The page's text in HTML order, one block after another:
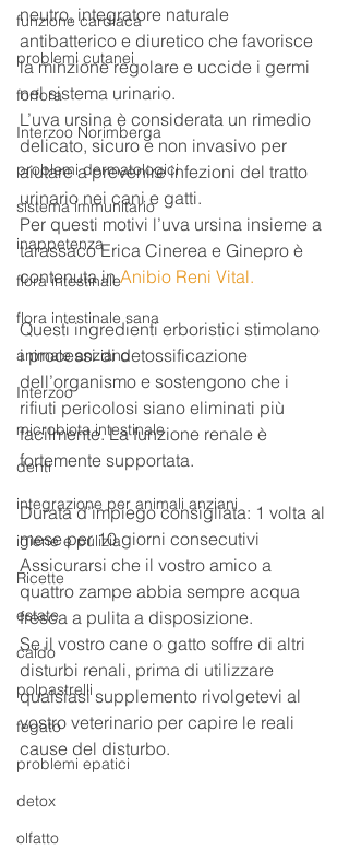
funzione cardiaca
problemi cutanei
forfora
Interzoo Norimberga
problemi dermatologici
sistema immunitario
inappetenza
flora intestinale
flora intestinale sana
animale anziano
Interzoo
microbiota intestinale
denti
integrazione per animali anziani
igiene e pulizia
Ricette
estate
caldo
polpastrelli
fegato
problemi epatici
detox
olfatto
neutro, integratore naturale
antibatterico e diuretico che favorisce
la minzione regolare e uccide i germi
nel sistema urinario.
L’uva ursina è considerata un rimedio
delicato, sicuro e non invasivo per
aiutare a prevenire infezioni del tratto
urinario nei cani e gatti.
Per questi motivi l’uva ursina insieme a
tarassaco Erica Cinerea e Ginepro è
contenuta in Anibio Reni Vital.
Questi ingredienti erboristici stimolano
i processi di detossificazione
dell’organismo e sostengono che i
rifiuti pericolosi siano eliminati più
facilmente. La funzione renale è
fortemente supportata.
Durata d’impiego consigliata: 1 volta al
mese per 10 giorni consecutivi
Assicurarsi che il vostro amico a
quattro zampe abbia sempre acqua
fresca a pulita a disposizione.
Se il vostro cane o gatto soffre di altri
disturbi renali, prima di utilizzare
qualsiasi supplemento rivolgetevi al
vostro veterinario per capire le reali
cause del disturbo.